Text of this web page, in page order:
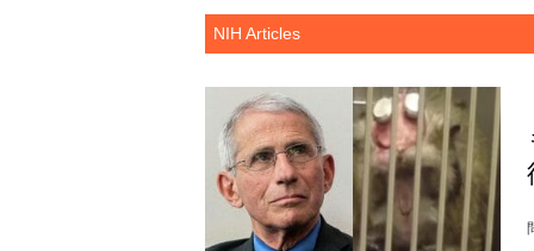
NIH Articles